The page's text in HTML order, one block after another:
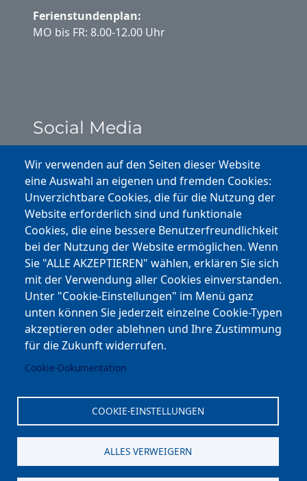
Wir verwenden auf den Seiten dieser Website
eine Auswahl an eigenen und fremden Cookies:
Unverzichtbare Cookies, die für die Nutzung der
Website erforderlich sind und funktionale
Cookies, die eine bessere Benutzerfreundlichkeit
bei der Nutzung der Website ermöglichen. Wenn
Sie "ALLE AKZEPTIEREN" wählen, erklären Sie sich
mit der Verwendung aller Cookies einverstanden.
Unter "Cookie-Einstellungen" im Menü ganz
unten können Sie jederzeit einzelne Cookie-Typen
akzeptieren oder ablehnen und Ihre Zustimmung
für die Zukunft widerrufen.
Cookie-Dokumentation
COOKIE-EINSTELLUNGEN
ALLES VERWEIGERN
Ferienstundenplan:
MO bis FR: 8.00-12.00 Uhr
Social Media
Instagram
Facebook
Youtube
Andere Bereiche
transp. Verwaltung / Amm. Trasparente
Nationaler Plan für Aufbau und Resilienz
Cookie-Einstellungen
Kontakt
⎋ Autonome Provinz Bozen
⎋ Schulbibliothek
⎋ Sportnews von unserer Schule